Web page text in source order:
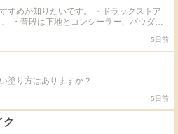
たいです。 ・ドラッグストア
・普段は下地とコンシーラー、パウダー
けでトーンアップし綺麗に見えるものがい
なるもの？） ・白か、グリーン系がいい
と尚良い 説明が難しく、要望
りましたら是非よろしくお願いします。
日中乳液と、タイムシークレットグリー
ブランは高いので、検討中でした。 よ
5日前
塗り方はありますか？
5日前
ク